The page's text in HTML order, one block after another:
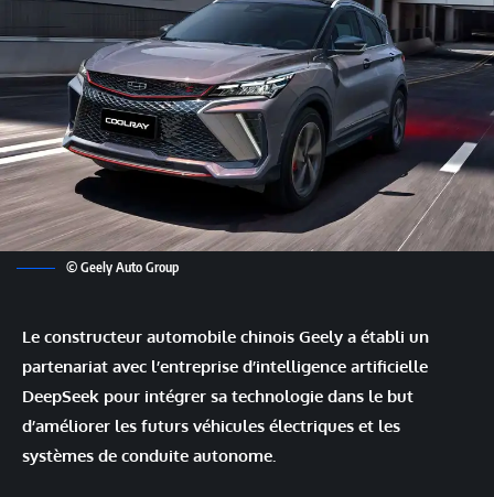
© Geely Auto Group
Le constructeur automobile chinois Geely a établi un
partenariat avec l’entreprise d’intelligence artificielle
DeepSeek pour intégrer sa technologie dans le but
d’améliorer les futurs véhicules électriques et les
systèmes de conduite autonome.